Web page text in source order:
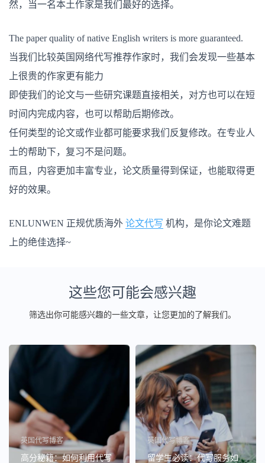
然，当一名本土作家是我们最好的选择。
The paper quality of native English writers is more guaranteed.
当我们比较英国网络代写推荐作家时，我们会发现一些基本
上很贵的作家更有能力
即使我们的论文与一些研究课题直接相关，对方也可以在短
时间内完成内容，也可以帮助后期修改。
任何类型的论文或作业都可能要求我们反复修改。在专业人
士的帮助下，复习不是问题。
而且，内容更加丰富专业，论文质量得到保证，也能取得更
好的效果。
ENLUNWEN 正规优质海外 论文代写 机构，是你论文难题
上的绝佳选择~
这些您可能会感兴趣
筛选出你可能感兴趣的一些文章，让您更加的了解我们。
英国代写博客
高分秘籍：如何利用代写
英国代写博客
留学生必读：代写服务如